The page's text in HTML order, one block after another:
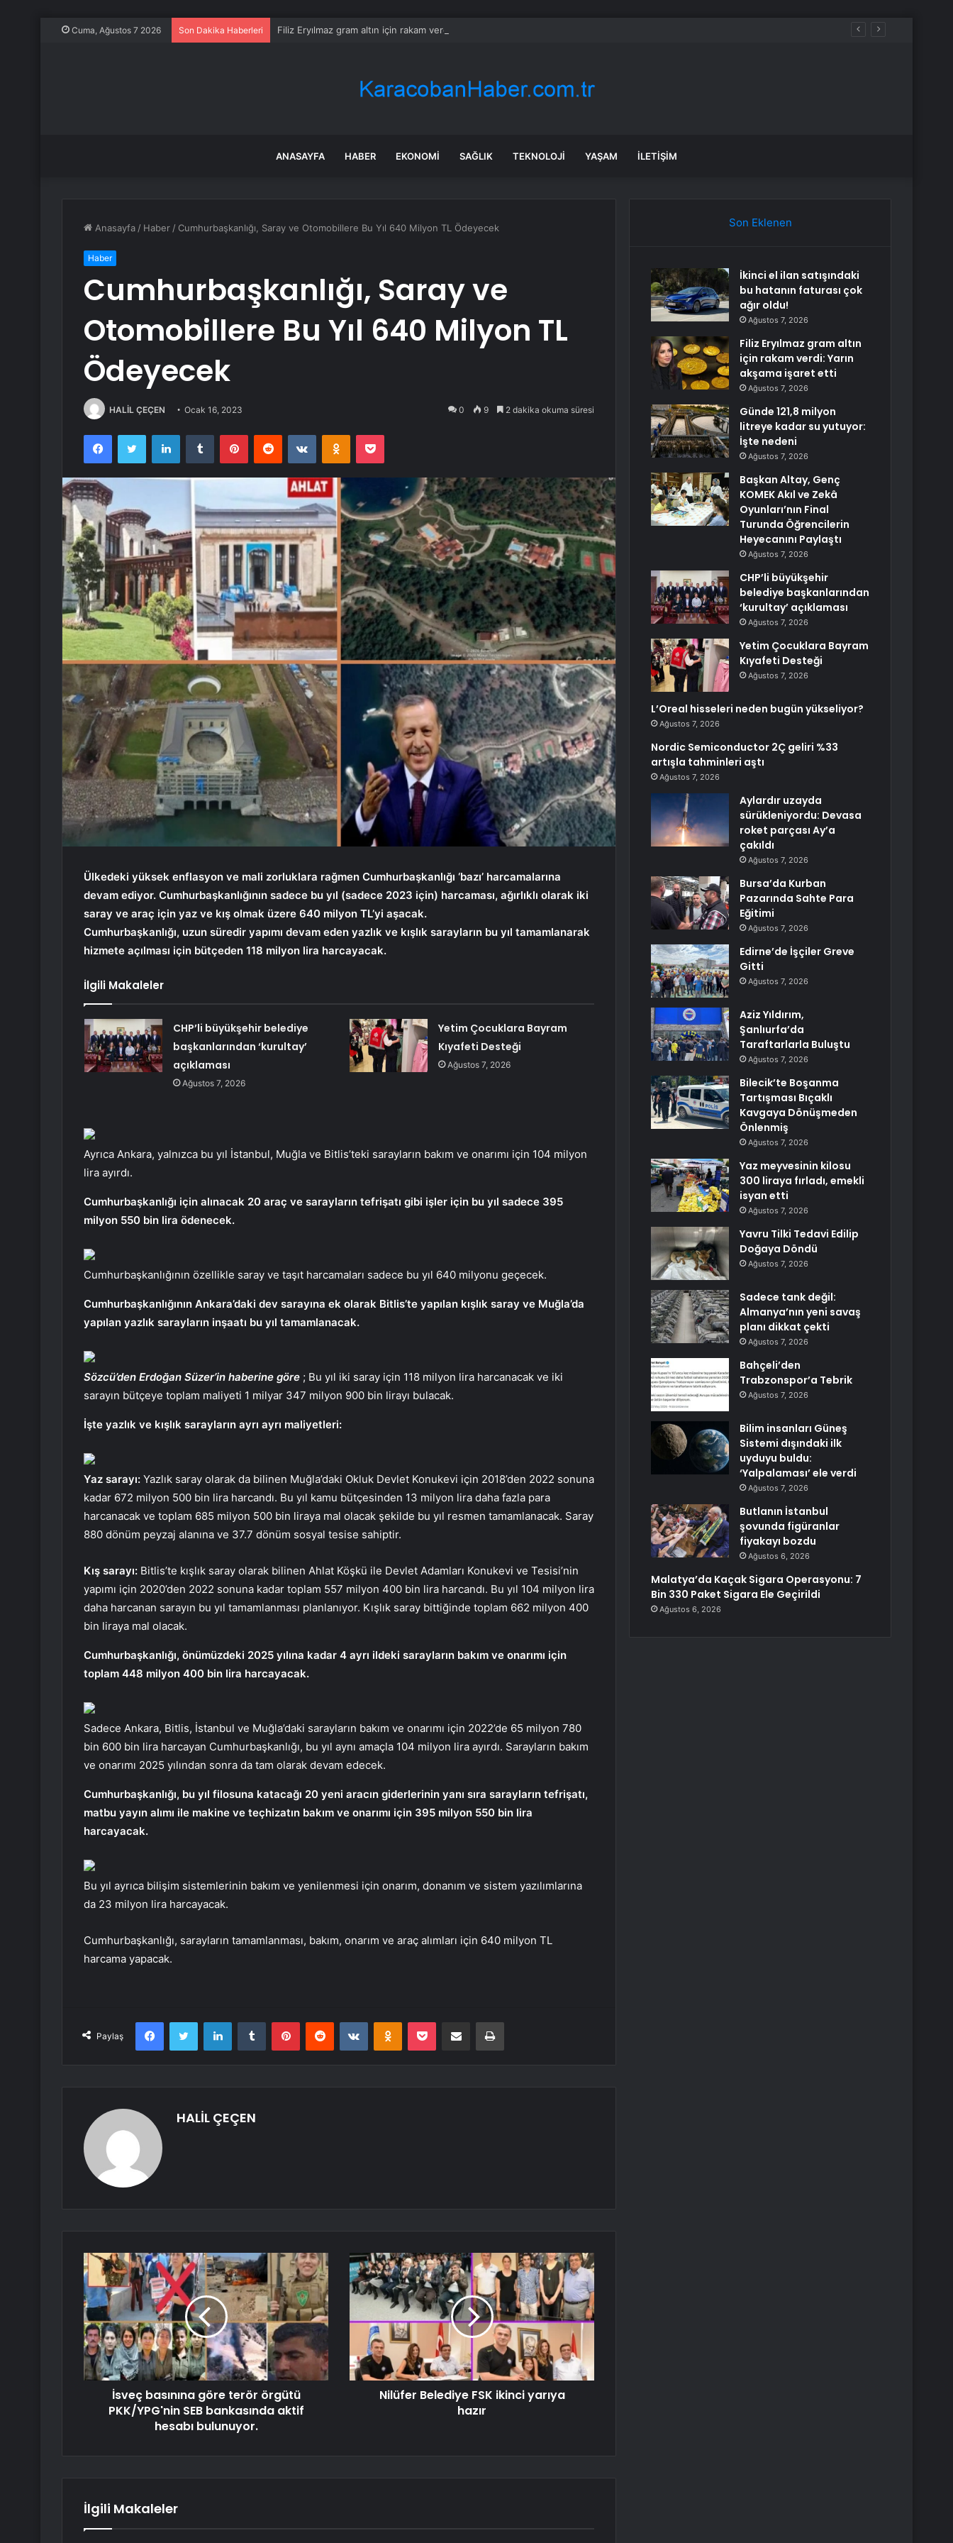
Cuma, Ağustos 7 2026 Son Dakika Haberleri Filiz Eryılmaz gram altın için rakam verdi: Yarın akşama işaret etti
ANASAYFA HABER EKONOMI SAĞLIK TEKNOLOJI YAŞAM İLETIŞIM
Anasayfa / Haber / Cumhurbaşkanlığı, Saray ve Otomobillere Bu Yıl 640 Milyon TL Ödeyecek
Haber
Cumhurbaşkanlığı, Saray ve
Otomobillere Bu Yıl 640 Milyon TL
Ödeyecek
HALİL ÇEÇEN Ocak 16, 2023 0 9 2 dakika okuma süresi
FacebookTwitter LinkedInTumblr PinterestReddit VKontakteOdnoklassniki
Pocket
Ülkedeki yüksek enflasyon ve mali zorluklara rağmen Cumhurbaşkanlığı ‘bazı’ harcamalarına
devam ediyor. Cumhurbaşkanlığının sadece bu yıl (sadece 2023 için) harcaması, ağırlıklı olarak iki
saray ve araç için yaz ve kış olmak üzere 640 milyon TL’yi aşacak.
Cumhurbaşkanlığı, uzun süredir yapımı devam eden yazlık ve kışlık sarayların bu yıl tamamlanarak
hizmete açılması için bütçeden 118 milyon lira harcayacak.
İlgili Makaleler
CHP’li büyükşehir belediye
başkanlarından ‘kurultay’
açıklaması
Ağustos 7, 2026
Yetim Çocuklara Bayram
Kıyafeti Desteği
Ağustos 7, 2026
Ayrıca Ankara, yalnızca bu yıl İstanbul, Muğla ve Bitlis’teki sarayların bakım ve onarımı için 104 milyon
lira ayırdı.
Cumhurbaşkanlığı için alınacak 20 araç ve sarayların tefrişatı gibi işler için bu yıl sadece 395
milyon 550 bin lira ödenecek.
Cumhurbaşkanlığının özellikle saray ve taşıt harcamaları sadece bu yıl 640 milyonu geçecek.
Cumhurbaşkanlığının Ankara’daki dev sarayına ek olarak Bitlis’te yapılan kışlık saray ve Muğla’da
yapılan yazlık sarayların inşaatı bu yıl tamamlanacak.
Sözcü’den Erdoğan Süzer’in haberine göre ; Bu yıl iki saray için 118 milyon lira harcanacak ve iki
sarayın bütçeye toplam maliyeti 1 milyar 347 milyon 900 bin lirayı bulacak.
İşte yazlık ve kışlık sarayların ayrı ayrı maliyetleri:
Yaz sarayı: Yazlık saray olarak da bilinen Muğla’daki Okluk Devlet Konukevi için 2018’den 2022 sonuna
kadar 672 milyon 500 bin lira harcandı. Bu yıl kamu bütçesinden 13 milyon lira daha fazla para
harcanacak ve toplam 685 milyon 500 bin liraya mal olacak şekilde bu yıl resmen tamamlanacak. Saray
880 dönüm peyzaj alanına ve 37.7 dönüm sosyal tesise sahiptir.
Kış sarayı: Bitlis’te kışlık saray olarak bilinen Ahlat Köşkü ile Devlet Adamları Konukevi ve Tesisi’nin
yapımı için 2020’den 2022 sonuna kadar toplam 557 milyon 400 bin lira harcandı. Bu yıl 104 milyon lira
daha harcanan sarayın bu yıl tamamlanması planlanıyor. Kışlık saray bittiğinde toplam 662 milyon 400
bin liraya mal olacak.
Cumhurbaşkanlığı, önümüzdeki 2025 yılına kadar 4 ayrı ildeki sarayların bakım ve onarımı için
toplam 448 milyon 400 bin lira harcayacak.
Sadece Ankara, Bitlis, İstanbul ve Muğla’daki sarayların bakım ve onarımı için 2022’de 65 milyon 780
bin 600 bin lira harcayan Cumhurbaşkanlığı, bu yıl aynı amaçla 104 milyon lira ayırdı. Sarayların bakım
ve onarımı 2025 yılından sonra da tam olarak devam edecek.
Cumhurbaşkanlığı, bu yıl filosuna katacağı 20 yeni aracın giderlerinin yanı sıra sarayların tefrişatı,
matbu yayın alımı ile makine ve teçhizatın bakım ve onarımı için 395 milyon 550 bin lira
harcayacak.
Bu yıl ayrıca bilişim sistemlerinin bakım ve yenilenmesi için onarım, donanım ve sistem yazılımlarına
da 23 milyon lira harcayacak.
Cumhurbaşkanlığı, sarayların tamamlanması, bakım, onarım ve araç alımları için 640 milyon TL
harcama yapacak.
Paylaş
FacebookTwitter LinkedInTumblr PinterestReddit VKontakteOdnoklassniki
Pocket E-Posta ile paylaş Yazdır
HALİL ÇEÇEN
İsveç basınına göre terör örgütü
PKK/YPG'nin SEB bankasında aktif
hesabı bulunuyor.
Nilüfer Belediye FSK ikinci yarıya
hazır
İlgili Makaleler
Son Eklenen
İkinci el ilan satışındaki
bu hatanın faturası çok
ağır oldu!
Ağustos 7, 2026
Filiz Eryılmaz gram altın
için rakam verdi: Yarın
akşama işaret etti
Ağustos 7, 2026
Günde 121,8 milyon
litreye kadar su yutuyor:
İşte nedeni
Ağustos 7, 2026
Başkan Altay, Genç
KOMEK Akıl ve Zekâ
Oyunları’nın Final
Turunda Öğrencilerin
Heyecanını Paylaştı
Ağustos 7, 2026
CHP’li büyükşehir
belediye başkanlarından
‘kurultay’ açıklaması
Ağustos 7, 2026
Yetim Çocuklara Bayram
Kıyafeti Desteği
Ağustos 7, 2026
L’Oreal hisseleri neden bugün yükseliyor?
Ağustos 7, 2026
Nordic Semiconductor 2Ç geliri %33
artışla tahminleri aştı
Ağustos 7, 2026
Aylardır uzayda
sürükleniyordu: Devasa
roket parçası Ay’a
çakıldı
Ağustos 7, 2026
Bursa’da Kurban
Pazarında Sahte Para
Eğitimi
Ağustos 7, 2026
Edirne’de İşçiler Greve
Gitti
Ağustos 7, 2026
Aziz Yıldırım,
Şanlıurfa’da
Taraftarlarla Buluştu
Ağustos 7, 2026
Bilecik’te Boşanma
Tartışması Bıçaklı
Kavgaya Dönüşmeden
Önlenmiş
Ağustos 7, 2026
Yaz meyvesinin kilosu
300 liraya fırladı, emekli
isyan etti
Ağustos 7, 2026
Yavru Tilki Tedavi Edilip
Doğaya Döndü
Ağustos 7, 2026
Sadece tank değil:
Almanya’nın yeni savaş
planı dikkat çekti
Ağustos 7, 2026
Bahçeli’den
Trabzonspor’a Tebrik
Ağustos 7, 2026
Bilim insanları Güneş
Sistemi dışındaki ilk
uyduyu buldu:
‘Yalpalaması’ ele verdi
Ağustos 7, 2026
Butlanın İstanbul
şovunda figüranlar
fiyakayı bozdu
Ağustos 6, 2026
Malatya’da Kaçak Sigara Operasyonu: 7
Bin 330 Paket Sigara Ele Geçirildi
Ağustos 6, 2026